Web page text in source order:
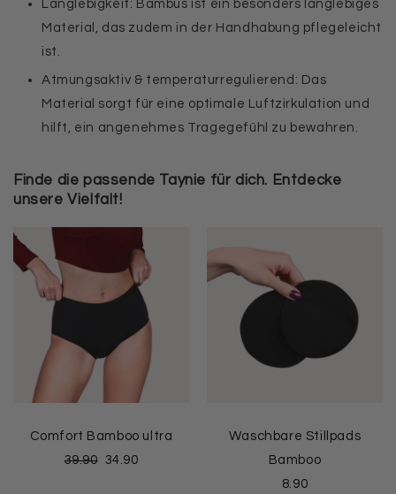
Langlebigkeit: Bambus ist ein besonders langlebiges
Material, das zudem in der Handhabung pflegeleicht
ist.
Atmungsaktiv & temperaturregulierend: Das
Material sorgt für eine optimale Luftzirkulation und
hilft, ein angenehmes Tragegefühl zu bewahren.
Finde die passende Taynie für dich. Entdecke
unsere Vielfalt!
Comfort Bamboo ultra
39.90 34.90
Waschbare Stillpads
Bamboo
8.90